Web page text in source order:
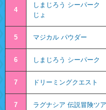
4
しまじろう シーパーク
じょ
5 マジカル パウダー
6 しまじろう シーパーク
7 ドリーミングクエスト
7 ラグナシア 伝説冒険ツ